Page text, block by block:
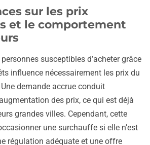
sur les prix
et le comportement
susceptibles d’acheter grâce
influence nécessairement les prix du
demande accrue conduit
des prix, ce qui est déjà
grandes villes. Cependant, cette
une surchauffe si elle n’est
régulation adéquate et une offre